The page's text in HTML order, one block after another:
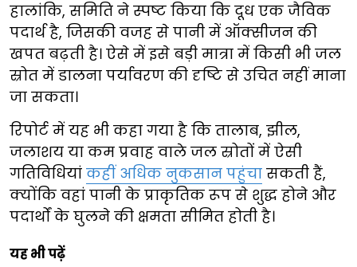
हालांकि, समिति ने स्पष्ट किया कि दूध एक जैविक
पदार्थ है, जिसकी वजह से पानी में ऑक्सीजन की
खपत बढ़ती है। ऐसे में इसे बड़ी मात्रा में किसी भी जल
स्रोत में डालना पर्यावरण की दृष्टि से उचित नहीं माना
जा सकता।
रिपोर्ट में यह भी कहा गया है कि तालाब, झील,
जलाशय या कम प्रवाह वाले जल स्रोतों में ऐसी
गतिविधियां कहीं अधिक नुकसान पहुंचा सकती हैं,
क्योंकि वहां पानी के प्राकृतिक रूप से शुद्ध होने और
पदार्थों के घुलने की क्षमता सीमित होती है।
यह भी पढ़ें